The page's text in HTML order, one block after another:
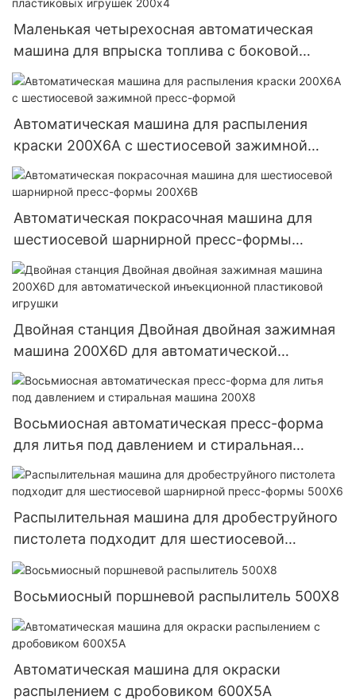
Маленькая четырехосная автоматическая
машина для впрыска топлива с боковой
формой, многофункциональная
распылительная машина, оборудование для
распыления пластиковых игрушек 200x4
Автоматическая машина для распыления
краски 200X6A с шестиосевой зажимной
пресс-формой
Автоматическая покрасочная машина для
шестиосевой шарнирной пресс-формы
200X6B
Двойная станция Двойная двойная зажимная
машина 200X6D для автоматической
инъекционной пластиковой игрушки
Восьмиосная автоматическая пресс-форма
для литья под давлением и стиральная
машина 200X8
Распылительная машина для дробеструйного
пистолета подходит для шестиосевой
шарнирной пресс-формы 500X6
Восьмиосный поршневой распылитель 500X8
Автоматическая машина для окраски
распылением с дробовиком 600X5A